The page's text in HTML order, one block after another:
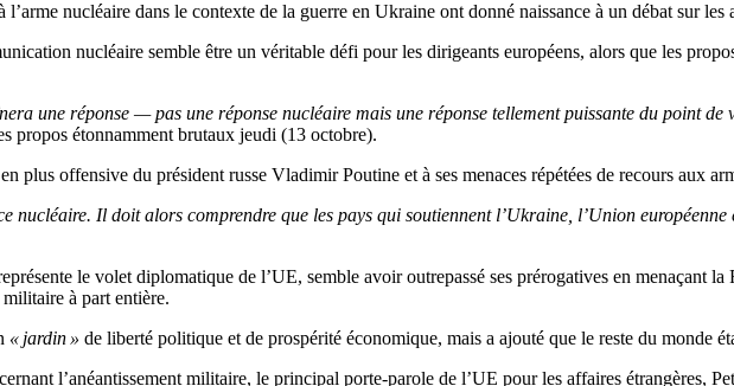
nucléaire dans le contexte de la guerre en Ukraine ont donné naissance à un débat sur
nucléaire semble être un véritable défi pour les dirigeants européens, alors que les
une réponse — pas une réponse nucléaire mais une réponse tellement puissante du point
propos étonnamment brutaux jeudi (13 octobre).
plus offensive du président russe Vladimir Poutine et à ses menaces répétées de recours aux
nucléaire. Il doit alors comprendre que les pays qui soutiennent l’Ukraine, l’Union
le volet diplomatique de l’UE, semble avoir outrepassé ses prérogatives en menaçant
à part entière.
« jardin » de liberté politique et de prospérité économique, mais a ajouté que le reste du monde
l’anéantissement militaire, le principal porte-parole de l’UE pour les affaires étrangères,